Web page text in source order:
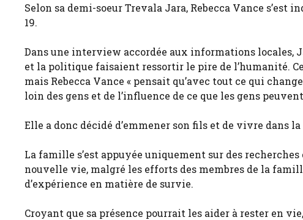
Selon sa demi-soeur Trevala Jara, Rebecca Vance s’est
19.
Dans une interview accordée aux informations locales,
et la politique faisaient ressortir le pire de l’humanité.
mais Rebecca Vance « pensait qu’avec tout ce qui
loin des gens et de l’influence de ce que les gens
Elle a donc décidé d’emmener son fils et de vivre dans
La famille s’est appuyée uniquement sur des
nouvelle vie, malgré les efforts des membres de la
d’expérience en matière de survie.
Croyant que sa présence pourrait les aider à rester en